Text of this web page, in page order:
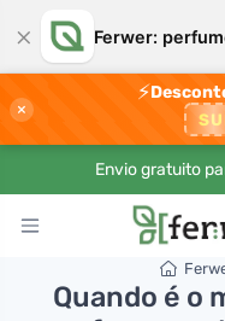
× Ferwer:
×
⚡
Envio gratuito
Quando é o